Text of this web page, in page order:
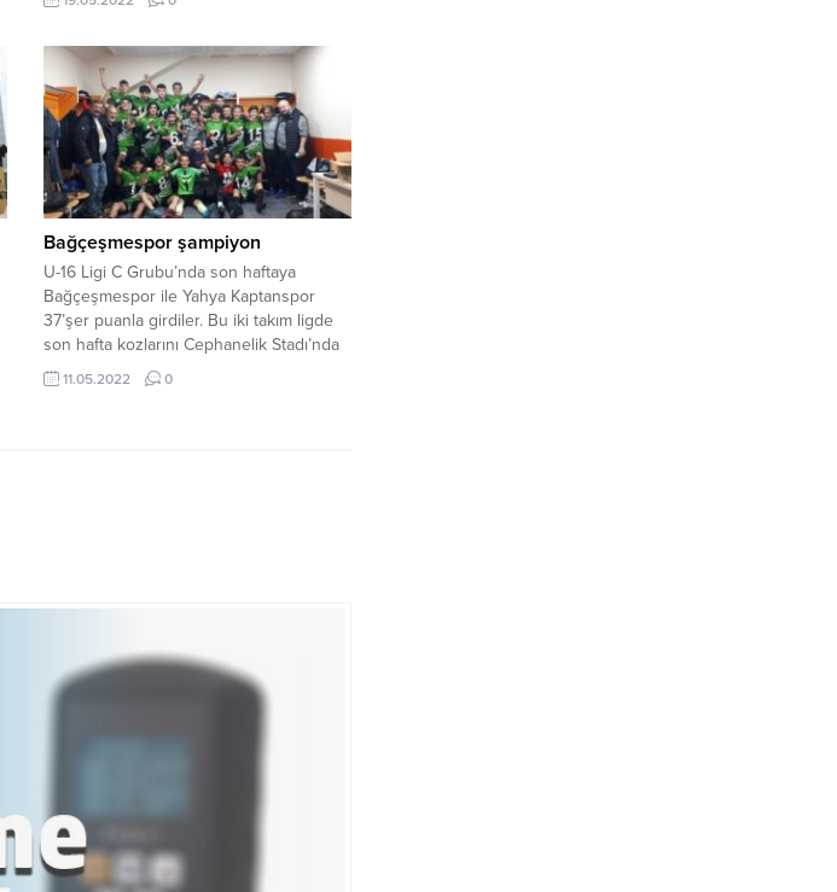
çadırları Kocaeli Üniversitesi Umuttepe
giriş yaptıkları alanlarda yer
almaktadır. SABAH ÇORBASI
BÜYÜKŞEHİRDENKocaeli
Üniversitesinde eğitim gören üniversite
öğrencileri sıcacık çorba ikramıyla güne
başlıyor. Büyükşehir Belediyesi
tarafından her gün özenle pişirilen...
Bağçeşmespor şampiyon
U-16 Ligi C Grubu’nda son haftaya
Bağçeşmespor ile Yahya Kaptanspor
37’şer puanla girdiler. Bu iki takım ligde
son hafta kozlarını Cephanelik Stadı’nda
paylaştı. Kazanan takımın şampiyon
olacağı karşılaşmada Bağçeşmespor,
11.05.2022 0